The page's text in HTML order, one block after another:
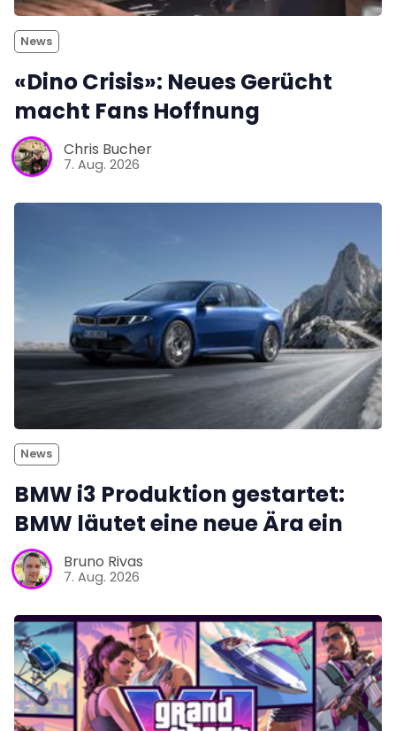
News
«Dino Crisis»: Neues Gerücht
macht Fans Hoffnung
Chris Bucher
7. Aug. 2026
News
BMW i3 Produktion gestartet:
BMW läutet eine neue Ära ein
Bruno Rivas
7. Aug. 2026